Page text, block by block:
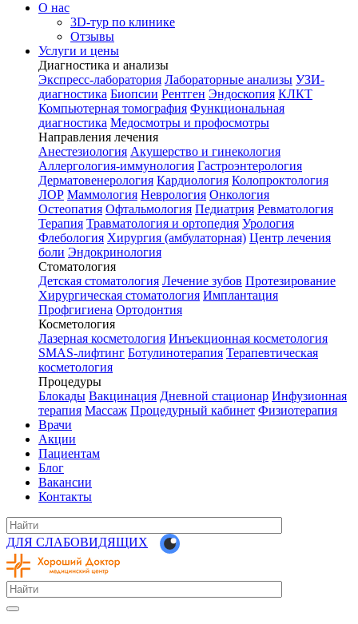
О нас
3D-тур по клинике
Отзывы
Услуги и цены
Диагностика и анализы
Экспресс-лаборатория Лабораторные анализы УЗИ-
диагностика Биопсии Рентген Эндоскопия КЛКТ
Компьютерная томография Функциональная
диагностика Медосмотры и профосмотры
Направления лечения
Анестезиология Акушерство и гинекология
Аллергология-иммунология Гастроэнтерология
Дерматовенерология Кардиология Колопроктология
ЛОР Маммология Неврология Онкология
Остеопатия Офтальмология Педиатрия Ревматология
Терапия Травматология и ортопедия Урология
Флебология Хирургия (амбулаторная) Центр лечения
боли Эндокринология
Стоматология
Детская стоматология Лечение зубов Протезирование
Хирургическая стоматология Имплантация
Профгигиена Ортодонтия
Косметология
Лазерная косметология Инъекционная косметология
SMAS-лифтинг Ботулинотерапия Терапевтическая
косметология
Процедуры
Блокады Вакцинация Дневной стационар Инфузионная
терапия Массаж Процедурный кабинет Физиотерапия
Врачи
Акции
Пациентам
Блог
Вакансии
Контакты
ДЛЯ СЛАБОВИДЯЩИХ